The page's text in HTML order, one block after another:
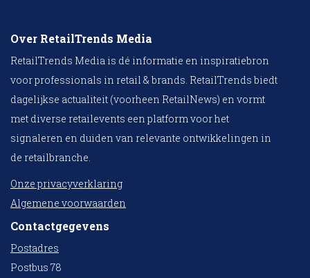
Over RetailTrends Media
RetailTrends Media is dé informatie en inspiratiebron
voor professionals in retail & brands. RetailTrends biedt
dagelijkse actualiteit (voorheen RetailNews) en vormt
met diverse retailevents een platform voor het
signaleren en duiden van relevante ontwikkelingen in
de retailbranche.
Onze privacyverklaring
Algemene voorwaarden
Contactgegevens
Postadres
Postbus 78